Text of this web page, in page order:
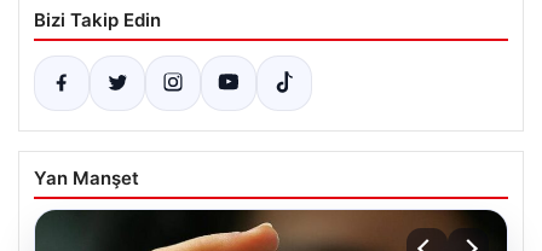
Bizi Takip Edin
Yan Manşet